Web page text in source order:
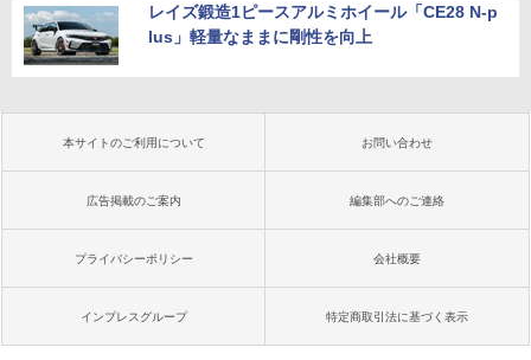
レイズ鍛造1ピースアルミホイール「CE28 N-p
lus」軽量なままに剛性を向上
本サイトのご利用について お問い合わせ
広告掲載のご案内 編集部へのご連絡
プライバシーポリシー 会社概要
インプレスグループ 特定商取引法に基づく表示